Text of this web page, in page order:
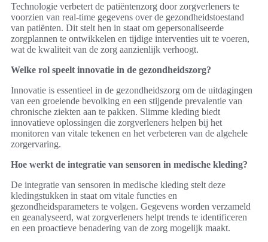
Technologie verbetert de patiëntenzorg door zorgverleners te
voorzien van real-time gegevens over de gezondheidstoestand
van patiënten. Dit stelt hen in staat om gepersonaliseerde
zorgplannen te ontwikkelen en tijdige interventies uit te voeren,
wat de kwaliteit van de zorg aanzienlijk verhoogt.
Welke rol speelt innovatie in de gezondheidszorg?
Innovatie is essentieel in de gezondheidszorg om de uitdagingen
van een groeiende bevolking en een stijgende prevalentie van
chronische ziekten aan te pakken. Slimme kleding biedt
innovatieve oplossingen die zorgverleners helpen bij het
monitoren van vitale tekenen en het verbeteren van de algehele
zorgervaring.
Hoe werkt de integratie van sensoren in medische kleding?
De integratie van sensoren in medische kleding stelt deze
kledingstukken in staat om vitale functies en
gezondheidsparameters te volgen. Gegevens worden verzameld
en geanalyseerd, wat zorgverleners helpt trends te identificeren
en een proactieve benadering van de zorg mogelijk maakt.